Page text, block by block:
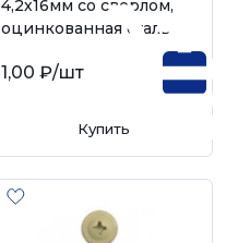
4,2х16мм со сверлом,
оцинкованная сталь
1,00 ₽/шт
Купить